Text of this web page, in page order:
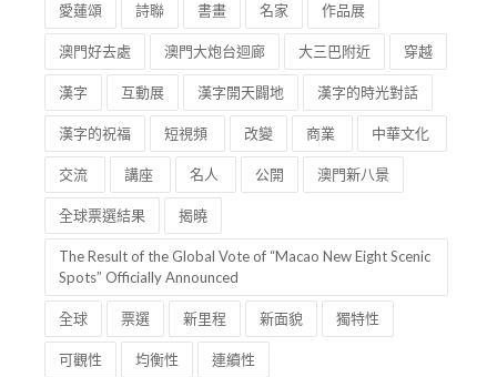
愛蓮頌 詩聯 書畫 名家 作品展
澳門好去處 澳門大炮台迴廊 大三巴附近 穿越
漢字 互動展 漢字開天闢地 漢字的時光對話
漢字的祝福 短視頻 改變 商業 中華文化
交流 講座 名人 公開 澳門新八景
全球票選結果 揭曉
The Result of the Global Vote of “Macao New Eight Scenic
Spots” Officially Announced
全球 票選 新里程 新面貌 獨特性
可觀性 均衡性 連續性